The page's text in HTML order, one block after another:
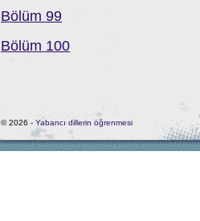
Bölüm 99
Bölüm 100
© 2026 - Yabancı dillerin öğrenmesi